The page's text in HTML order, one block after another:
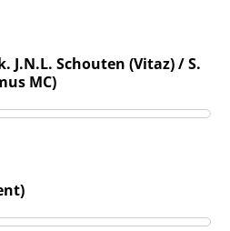
J.N.L. Schouten (Vitaz) / S.
MC)